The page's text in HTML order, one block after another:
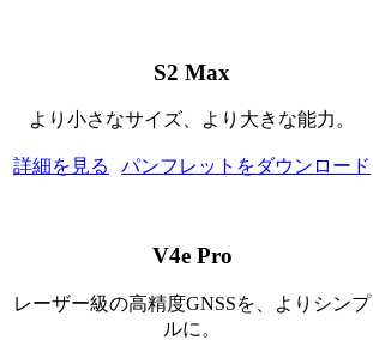
S2 Max
より小さなサイズ、より大きな能力。
詳細を見る パンフレットをダウンロード
V4e Pro
レーザー級の高精度GNSSを、よりシンプ
ルに。